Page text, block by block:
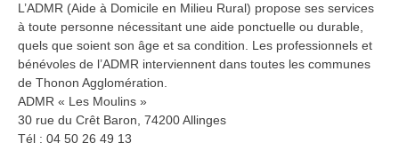
L’ADMR (Aide à Domicile en Milieu Rural) propose ses services
à toute personne nécessitant une aide ponctuelle ou durable,
quels que soient son âge et sa condition. Les professionnels et
bénévoles de l’ADMR interviennent dans toutes les communes
de Thonon Agglomération.
ADMR « Les Moulins »
30 rue du Crêt Baron, 74200 Allinges
Tél : 04 50 26 49 13